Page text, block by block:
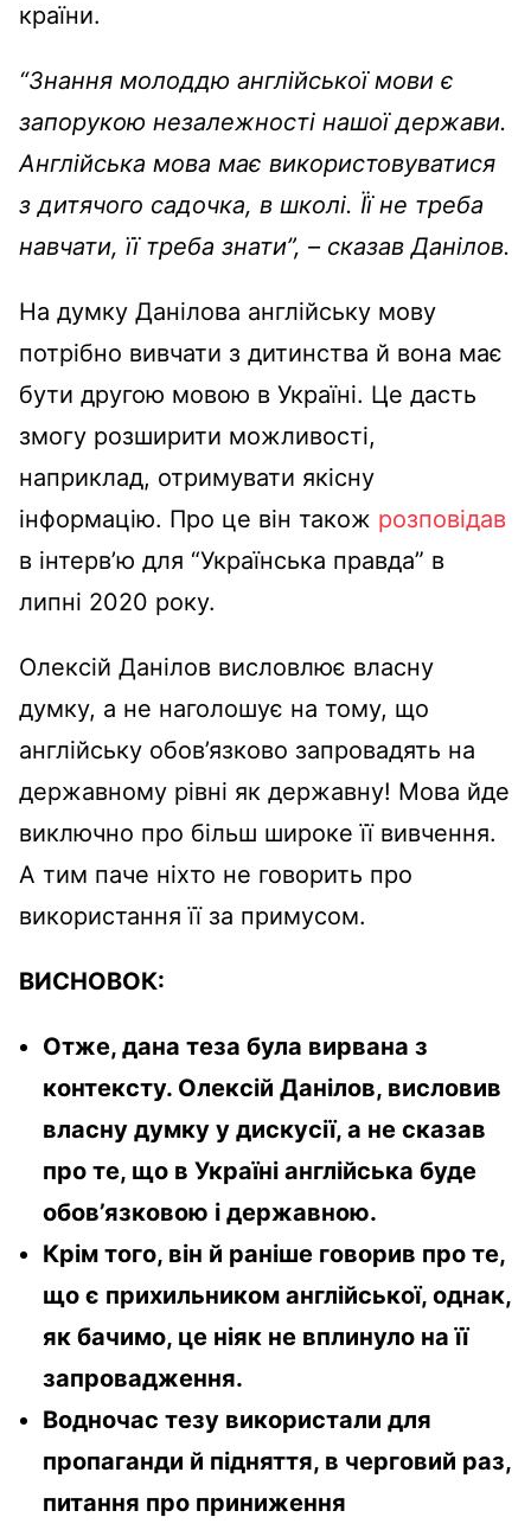
країни.
“Знання молоддю англійської мови є
запорукою незалежності нашої держави.
Англійська мова має використовуватися
з дитячого садочка, в школі. Її не треба
навчати, її треба знати”, – сказав Данілов.
На думку Данілова англійську мову
потрібно вивчати з дитинства й вона має
бути другою мовою в Україні. Це дасть
змогу розширити можливості,
наприклад, отримувати якісну
інформацію. Про це він також розповідав
в інтерв’ю для “Українська правда” в
липні 2020 року.
Олексій Данілов висловлює власну
думку, а не наголошує на тому, що
англійську обов’язково запровадять на
державному рівні як державну! Мова йде
виключно про більш широке її вивчення.
А тим паче ніхто не говорить про
використання її за примусом.
ВИСНОВОК:
Отже, дана теза була вирвана з
контексту. Олексій Данілов, висловив
власну думку у дискусії, а не сказав
про те, що в Україні англійська буде
обов’язковою і державною.
Крім того, він й раніше говорив про те,
що є прихильником англійської, однак,
як бачимо, це ніяк не вплинуло на її
запровадження.
Водночас тезу використали для
пропаганди й підняття, в черговий раз,
питання про приниження